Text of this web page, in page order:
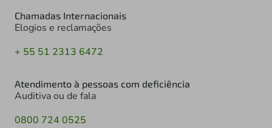
Chamadas Internacionais
Elogios e reclamações
+ 55 51 2313 6472
Atendimento à pessoas com deficiência
Auditiva ou de fala
0800 724 0525